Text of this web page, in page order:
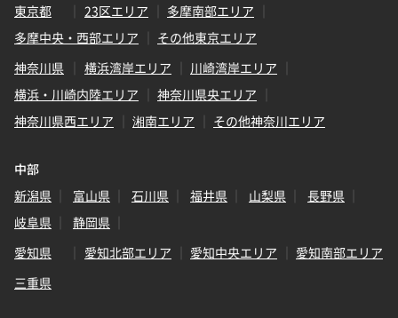
東京都
23区エリア
多摩南部エリア
多摩中央・西部エリア
その他東京エリア
神奈川県
横浜湾岸エリア
川崎湾岸エリア
横浜・川崎内陸エリア
神奈川県央エリア
神奈川県西エリア
湘南エリア その他神奈川エリア
中部
新潟県
富山県 石川県 福井県 山梨県
長野県
岐阜県
静岡県
愛知県
愛知北部エリア 愛知中央エリア
愛知南部エリア
三重県